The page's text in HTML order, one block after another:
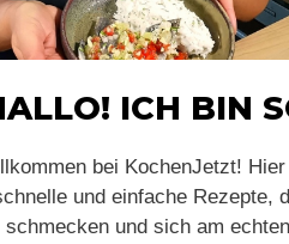
ICH BIN
bei KochenJetzt!
und einfache Rezepte,
schmecken und sich am